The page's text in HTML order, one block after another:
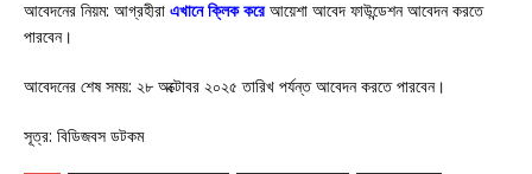
আবেদনের নিয়ম: আগ্রহীরা এখানে ক্লিক করেআয়েশা আবেদ ফাউন্ডেশন আবেদন করতে
পারবেন।
আবেদনের শেষ সময়: ২৮ অক্টোবর ২০২৫ তারিখ পর্যন্ত আবেদন করতে পারবেন।
সূত্র: বিডিজবস ডটকম